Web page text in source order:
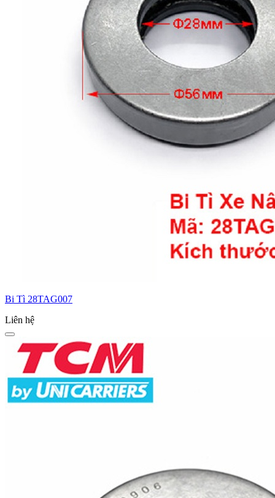
Bi Tì 28TAG007
Liên hệ